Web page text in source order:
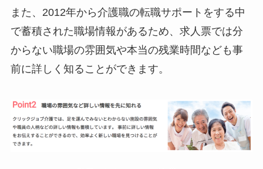
また、2012年から介護職の転職サポートをする中
で蓄積された職場情報があるため、求人票では分
からない職場の雰囲気や本当の残業時間なども事
前に詳しく知ることができます。